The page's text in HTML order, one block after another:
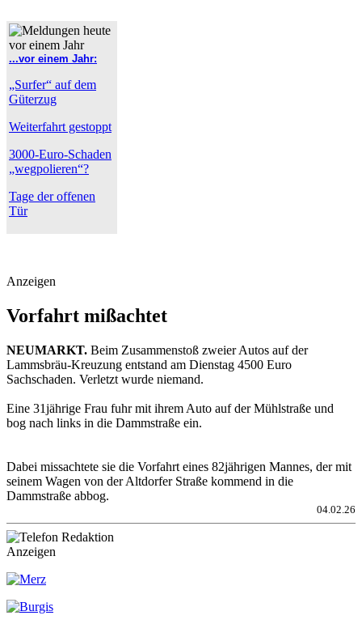
...vor einem Jahr:
„Surfer“ auf dem
Güterzug
Weiterfahrt gestoppt
3000-Euro-Schaden
„wegpolieren“?
Tage der offenen
Tür
Anzeigen
Vorfahrt mißachtet
NEUMARKT. Beim Zusammenstoß zweier Autos auf der
Lammsbräu-Kreuzung entstand am Dienstag 4500 Euro
Sachschaden. Verletzt wurde niemand.
Eine 31jährige Frau fuhr mit ihrem Auto auf der Mühlstraße und
bog nach links in die Dammstraße ein.
Dabei missachtete sie die Vorfahrt eines 82jährigen Mannes, der mit
seinem Wagen von der Altdorfer Straße kommend in die
Dammstraße abbog.
04.02.26
Anzeigen